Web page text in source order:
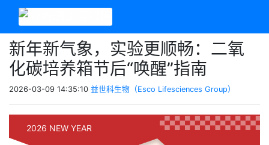
新年新气象，实验更顺畅：二氧
化碳培养箱节后“唤醒”指南
2026-03-09 14:35:10 益世科生物（Esco Lifesciences Group）
2026 NEW YEAR